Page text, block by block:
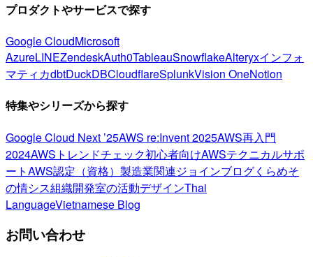
プロダクトやサービスで探す
Google CloudMicrosoft
AzureLINEZendeskAuth0TableauSnowflakeAlteryxインフォ
マティカdbtDuckDBCloudflareSplunkVision OneNotion
特集やシリーズから探す
Google Cloud Next ’25AWS re:Invent 2025AWS再入門
2024AWSトレンドチェック初心者向けAWSテクニカルサポ
ートAWS認定（資格） 製造業関連ジョインブログくらめそ
の情シス組織開発室の活動デザインThai
LanguageVietnamese Blog
お問い合わせ